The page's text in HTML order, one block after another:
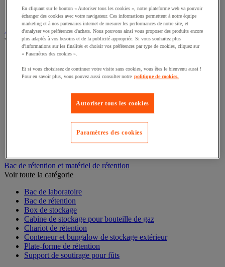
Interphone et vidéophone
Vidéosurveillance
Armoire de sécurité et stockage de produits dangereux
Voir toute la catégorie
Accessoires pour armoire de sécurité et de stockage
Armoire bouteilles de gaz
Armoire de sûreté
Armoire pour batteries lithium-ion
Armoire pour produits corrosifs
Armoire pour produits inflammables
Armoire pour produits phytosanitaires
Armoire pour produits toxiques
Bac de rétention et matériel de rétention
Voir toute la catégorie
Bac de laboratoire
Bac de rétention
Box de stockage
Cabine de stockage pour bouteille de gaz
Chariot de rétention
Conteneur et bungalow de stockage extérieur
Plate-forme de rétention
Support de soutirage pour fûts
En cliquant sur le bouton « Autoriser tous les cookies », notre plateforme web va pouvoir
échanger des cookies avec votre navigateur. Ces informations permettent à notre équipe
marketing et à nos partenaires internet de mesurer les performances de notre site, et
d'analyser vos préférences d'achats. Nous pouvons ainsi vous proposer des produits encore
plus adaptés à vos besoins et de la publicité appropriée. Si vous souhaitez plus
d'informations sur les finalités et choisir vos préférences par type de cookies, cliquez sur
« Paramètres des cookies ».
Et si vous choisissez de continuer votre visite sans cookies, vous êtes le bienvenu aussi !
Pour en savoir plus, vous pouvez aussi consulter notre politique de cookies.
Autoriser tous les cookies
Paramètres des cookies